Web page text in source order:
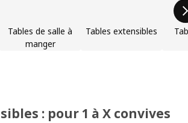
Tables de salle à
manger
Tables extensibles
: pour 1 à X convives